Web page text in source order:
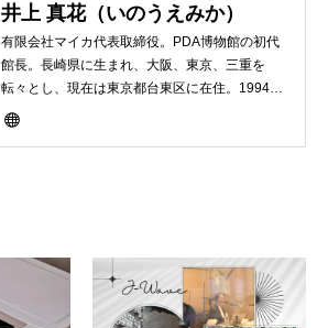
井上 真花（いのうえみか）
有限会社マイカ代表取締役。PDA博物館の初代
館長。長崎県に生まれ、大阪、東京、三重を
転々とし、現在は東京都台東区に在住。1994年
にHP100LXと出会ったのをきかっけに、フリ
制作。プライベートでは、井上円了哲学塾の第
一期修了生として「哲学カフェ＠神保町」の世
話人、2020年以降は「なごテツ」のオンライン